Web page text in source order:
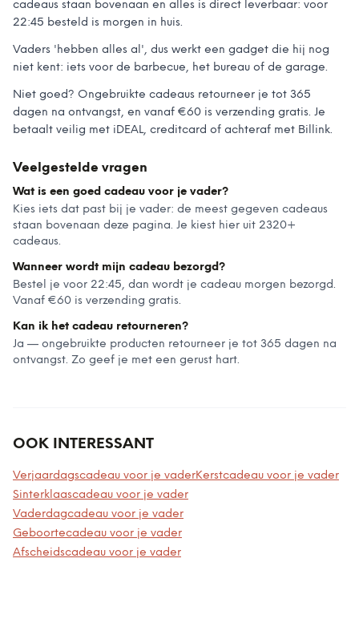
cadeaus staan bovenaan en alles is direct leverbaar: voor
22:45 besteld is morgen in huis.
Vaders 'hebben alles al', dus werkt een gadget die hij nog
niet kent: iets voor de barbecue, het bureau of de garage.
Niet goed? Ongebruikte cadeaus retourneer je tot 365
dagen na ontvangst, en vanaf €60 is verzending gratis. Je
betaalt veilig met iDEAL, creditcard of achteraf met Billink.
Veelgestelde vragen
Wat is een goed cadeau voor je vader?
Kies iets dat past bij je vader: de meest gegeven cadeaus
staan bovenaan deze pagina. Je kiest hier uit 2320+
cadeaus.
Wanneer wordt mijn cadeau bezorgd?
Bestel je voor 22:45, dan wordt je cadeau morgen bezorgd.
Vanaf €60 is verzending gratis.
Kan ik het cadeau retourneren?
Ja — ongebruikte producten retourneer je tot 365 dagen na
ontvangst. Zo geef je met een gerust hart.
OOK INTERESSANT
Verjaardagscadeau voor je vaderKerstcadeau voor je vader
Sinterklaascadeau voor je vader
Vaderdagcadeau voor je vader
Geboortecadeau voor je vader
Afscheidscadeau voor je vader